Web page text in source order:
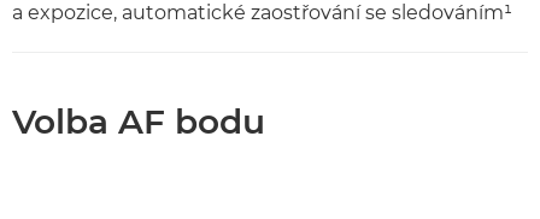
a expozice, automatické zaostřování se sledováním¹
Volba AF bodu